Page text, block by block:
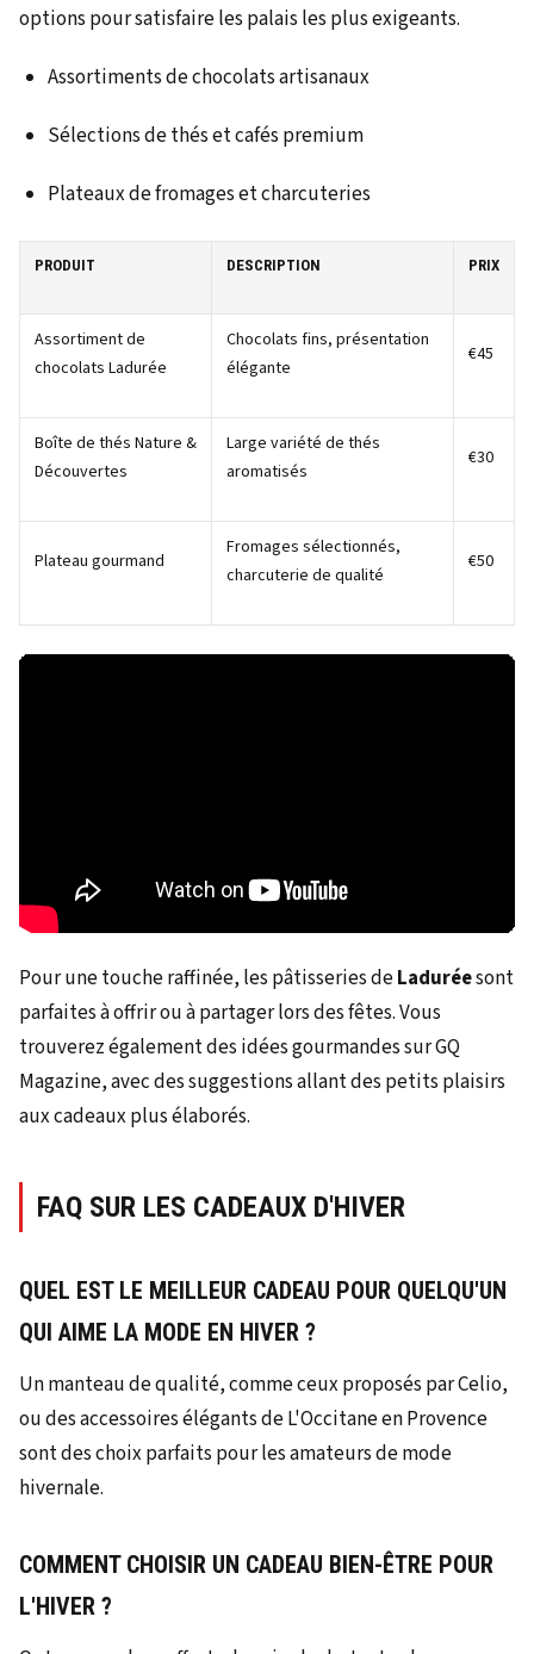
options pour satisfaire les palais les plus exigeants.
Assortiments de chocolats artisanaux
Sélections de thés et cafés premium
Plateaux de fromages et charcuteries
PRODUIT DESCRIPTION PRIX
Assortiment de
chocolats Ladurée
Chocolats fins, présentation
élégante
€45
Boîte de thés Nature &
Découvertes
Large variété de thés
aromatisés
€30
Plateau gourmand
Fromages sélectionnés,
charcuterie de qualité
€50
Pour une touche raffinée, les pâtisseries deLaduréesont
parfaites à offrir ou à partager lors des fêtes. Vous
trouverez également des idées gourmandes sur GQ
Magazine, avec des suggestions allant des petits plaisirs
aux cadeaux plus élaborés.
FAQ SUR LES CADEAUX D'HIVER
QUEL EST LE MEILLEUR CADEAU POUR QUELQU'UN
QUI AIME LA MODE EN HIVER ?
Un manteau de qualité, comme ceux proposés par Celio,
ou des accessoires élégants de L'Occitane en Provence
sont des choix parfaits pour les amateurs de mode
hivernale.
COMMENT CHOISIR UN CADEAU BIEN-ÊTRE POUR
L'HIVER ?